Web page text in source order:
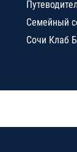
Семейный
Сочи Клаб